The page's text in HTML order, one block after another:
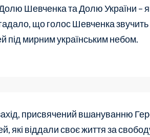
Шевченка та Долю України –
що голос Шевченка звучить
під мирним українським небом.
присвячений вшануванню
які віддали своє життя за